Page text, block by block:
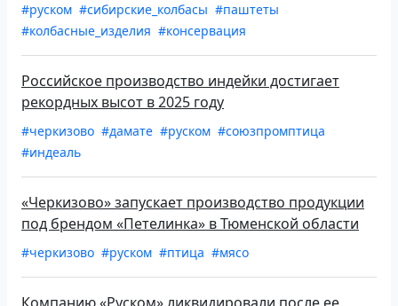
#руском #сибирские_колбасы #паштеты
#колбасные_изделия #консервация
Российское производство индейки достигает
рекордных высот в 2025 году
#черкизово #дамате #руском #союзпромптица
#индеаль
«Черкизово» запускает производство продукции
под брендом «Петелинка» в Тюменской области
#черкизово #руском #птица #мясо